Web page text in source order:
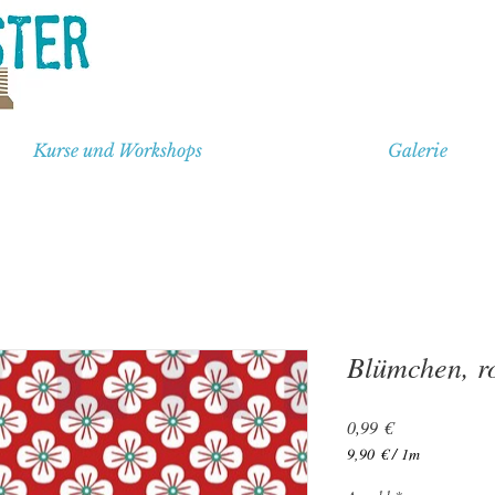
Kurse und Workshops Galerie
Blümchen,
0,99 €Preis
9,90 € /1m